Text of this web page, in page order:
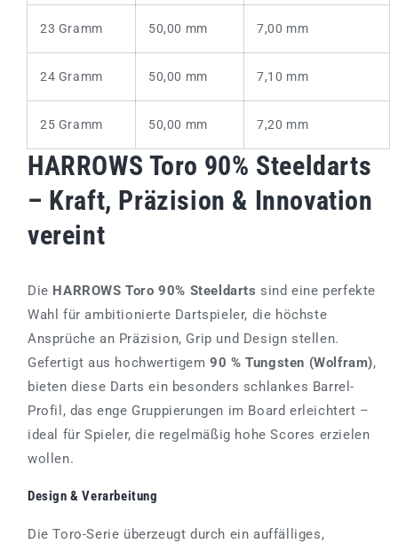
23 Gramm 50,00 mm 7,00 mm
24 Gramm 50,00 mm 7,10 mm
25 Gramm 50,00 mm 7,20 mm
HARROWS Toro 90% Steeldarts
– Kraft, Präzision & Innovation
vereint
Die HARROWS Toro 90% Steeldarts sind eine perfekte
Wahl für ambitionierte Dartspieler, die höchste
Ansprüche an Präzision, Grip und Design stellen.
Gefertigt aus hochwertigem90 % Tungsten (Wolfram),
bieten diese Darts ein besonders schlankes Barrel-
Profil, das enge Gruppierungen im Board erleichtert –
ideal für Spieler, die regelmäßig hohe Scores erzielen
wollen.
Design & Verarbeitung
Die Toro-Serie überzeugt durch ein auffälliges,